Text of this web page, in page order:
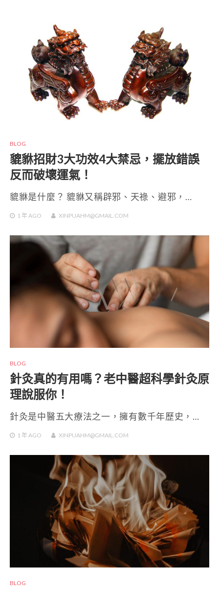
BLOG
貔貅招財3大功效4大禁忌，擺放錯誤
反而破壞運氣！
貔貅是什麼？ 貔貅又稱辟邪、天祿、避邪，…
1 年 AGO XINPUAHM@GMAIL.COM
BLOG
針灸真的有用嗎？老中醫超科學針灸原
理說服你！
針灸是中醫五大療法之一，擁有數千年歷史，…
1 年 AGO XINPUAHM@GMAIL.COM
BLOG